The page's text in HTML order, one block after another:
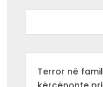
Terror në